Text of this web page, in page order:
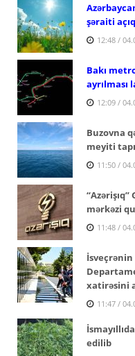
şəraiti
12:48 /
Bakı
12:09 /
Buzovna
meyiti
11:50 /
mərkəzi
11:48 /
xatirəsini
11:47 /
edilib